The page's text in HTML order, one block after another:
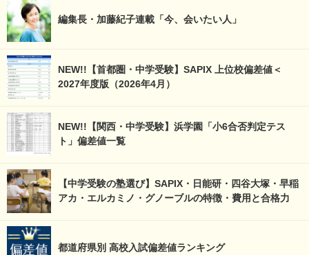
編集長・加藤紀子連載「今、会いたい人」
NEW!!【首都圏・中学受験】SAPIX 上位校偏差値＜
2027年度版（2026年4月）
NEW!!【関西・中学受験】浜学園「小6合否判定テス
ト」偏差値一覧
【中学受験の塾選び】SAPIX・日能研・四谷大塚・早稲
アカ・エルカミノ・グノーブルの特徴・費用と合格力
都道府県別 高校入試偏差値ランキング